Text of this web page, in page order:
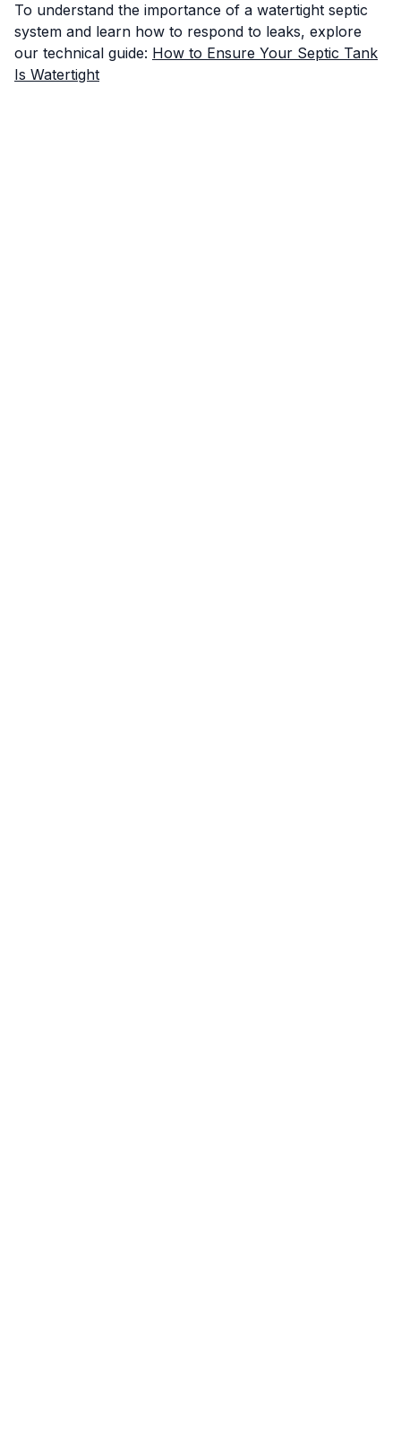
To understand the importance of a watertight septic
system and learn how to respond to leaks, explore
our technical guide: How to Ensure Your Septic Tank
Is Watertight